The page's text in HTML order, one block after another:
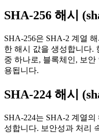
SHA-256 해시
SHA-256은 SHA-2 계열
한 해시 값을 생성합니다.
중 하나로, 블록체인, 보
용됩니다.
SHA-224 해시
SHA-224는 SHA-2 계열
성합니다. 보안성과 처리